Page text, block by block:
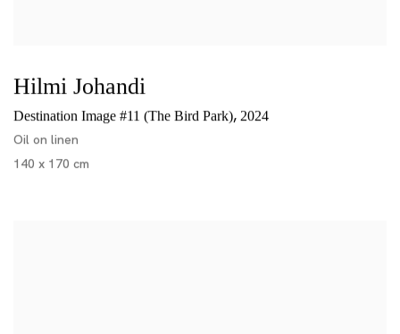
Hilmi Johandi
Destination Image #11 (The Bird Park), 2024
Oil on linen
140 x 170 cm